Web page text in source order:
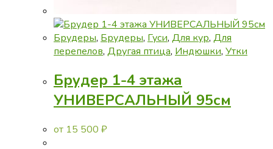
Брудеры, Брудеры, Гуси, Для кур, Для
перепелов, Другая птица, Индюшки, Утки
Брудер 1-4 этажа
УНИВЕРСАЛЬНЫЙ 95см
от 15 500 ₽